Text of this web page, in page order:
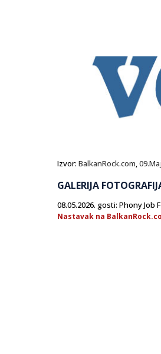
Izvor: BalkanRock.com,
GALERIJA
08.05.2026. gosti: Phony Job
Nastavak na